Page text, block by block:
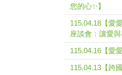
您的心✨】
115.04.18【愛
座談會：讓愛
115.04.16【愛
115.04.13【跨